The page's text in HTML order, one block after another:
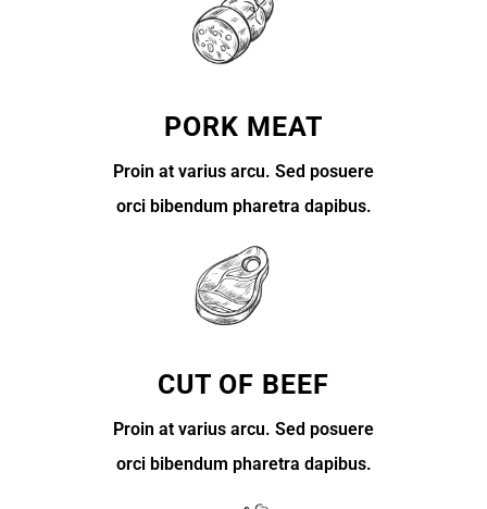
PORK MEAT
Proin at varius arcu. Sed posuere
orci bibendum pharetra dapibus.
CUT OF BEEF
Proin at varius arcu. Sed posuere
orci bibendum pharetra dapibus.